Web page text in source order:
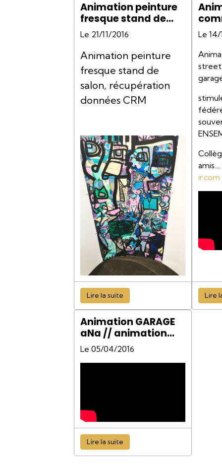
Animation peinture
fresque stand de
salon, récupération
données CRM
Le 21/11/2016
Animation peinture
fresque stand de
salon, récupération
données CRM
Lire la suite
art
Le
amis…
ir.com
Lire
Animation GARAGE
aNa // animation
peinture Ain.
Le 05/04/2016
Lire la suite